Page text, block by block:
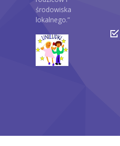
środowiska
lokalnego.”